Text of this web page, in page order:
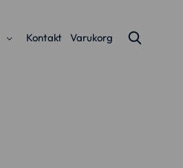
Kontakt Varukorg